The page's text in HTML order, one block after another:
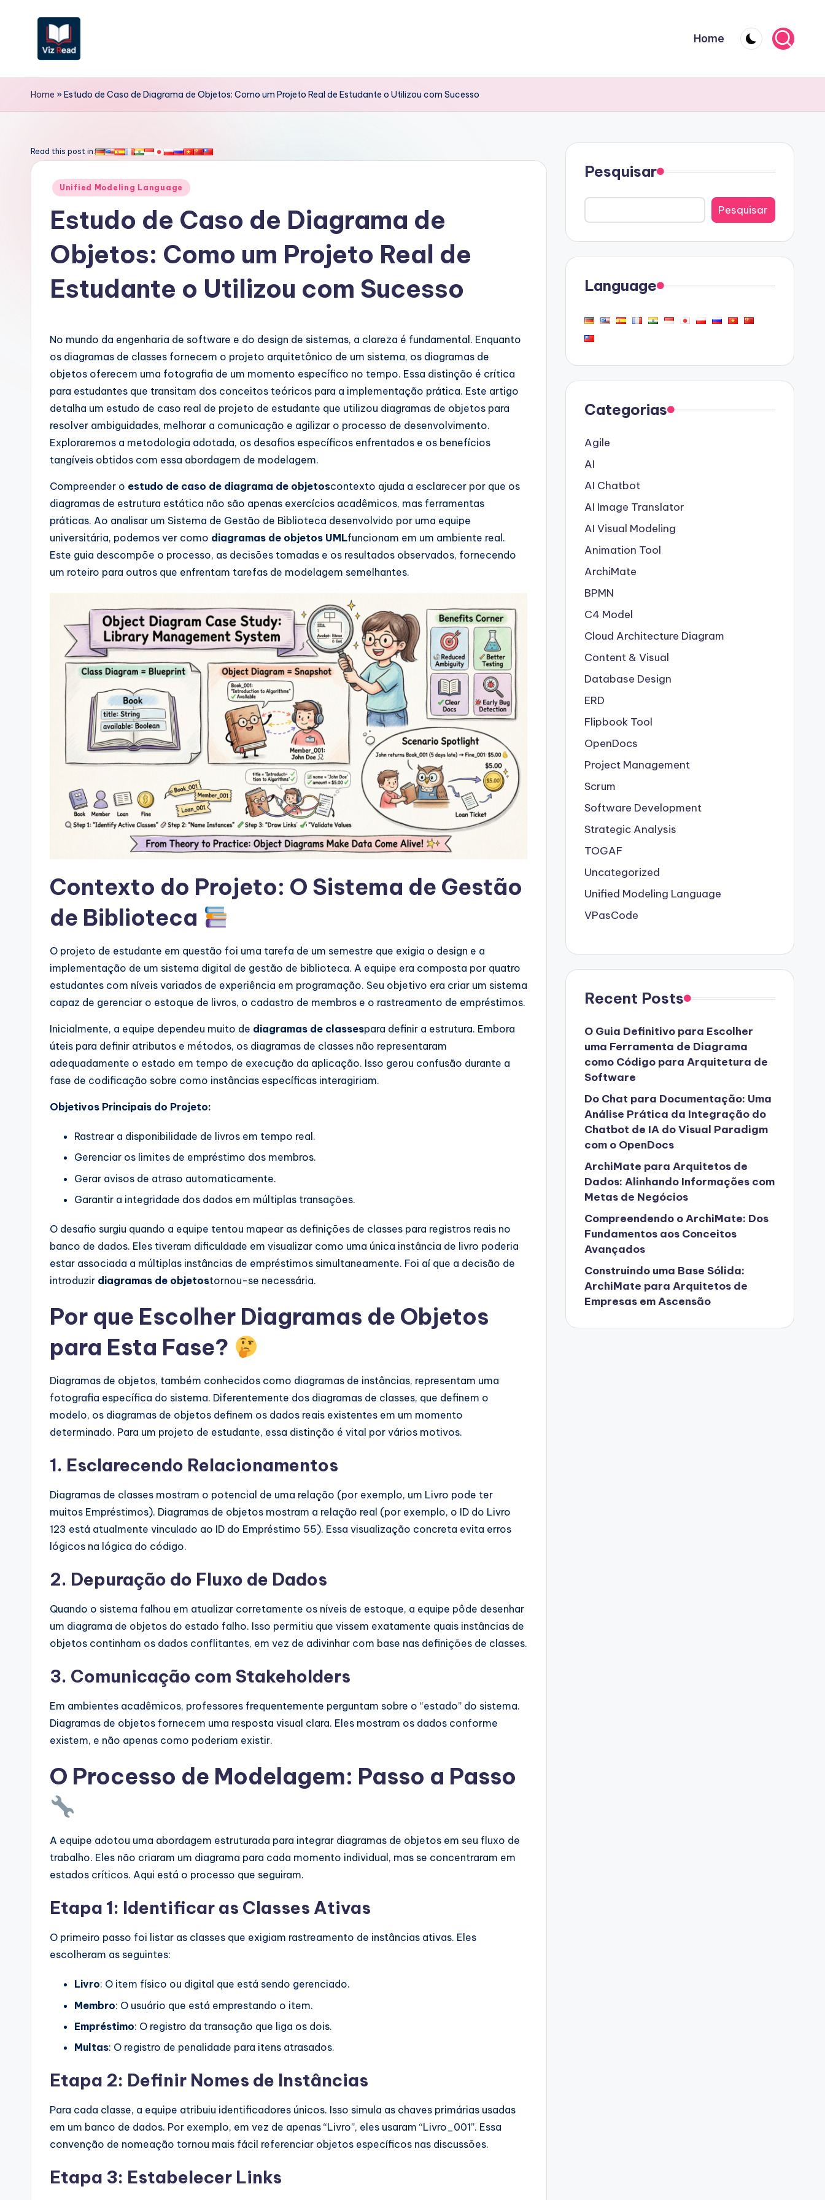
V
iz
e
rt
A
si
Home
Home »Estudo de Caso de Diagrama de Objetos: Como um Projeto Real de Estudante o Utilizou com Sucesso
Read this post in:
Posted
Unified Modeling Language
Estudo de Caso de Diagrama de
Objetos: Como um Projeto Real de
Estudante o Utilizou com Sucesso
No mundo da engenharia de software e do design de sistemas, a clareza é fundamental. Enquanto
os diagramas de classes fornecem o projeto arquitetônico de um sistema, os diagramas de
objetos oferecem uma fotografia de um momento específico no tempo. Essa distinção é crítica
para estudantes que transitam dos conceitos teóricos para a implementação prática. Este artigo
detalha um estudo de caso real de projeto de estudante que utilizou diagramas de objetos para
resolver ambiguidades, melhorar a comunicação e agilizar o processo de desenvolvimento.
Exploraremos a metodologia adotada, os desafios específicos enfrentados e os benefícios
tangíveis obtidos com essa abordagem de modelagem.
Compreender o estudo de caso de diagrama de objetoscontexto ajuda a esclarecer por que os
diagramas de estrutura estática não são apenas exercícios acadêmicos, mas ferramentas
práticas. Ao analisar um Sistema de Gestão de Biblioteca desenvolvido por uma equipe
universitária, podemos ver como diagramas de objetos UMLfuncionam em um ambiente real.
Este guia descompõe o processo, as decisões tomadas e os resultados observados, fornecendo
um roteiro para outros que enfrentam tarefas de modelagem semelhantes.
Contexto do Projeto: O Sistema de Gestão
de Biblioteca
O projeto de estudante em questão foi uma tarefa de um semestre que exigia o design e a
implementação de um sistema digital de gestão de biblioteca. A equipe era composta por quatro
estudantes com níveis variados de experiência em programação. Seu objetivo era criar um sistema
capaz de gerenciar o estoque de livros, o cadastro de membros e o rastreamento de empréstimos.
Inicialmente, a equipe dependeu muito de diagramas de classespara definir a estrutura. Embora
úteis para definir atributos e métodos, os diagramas de classes não representaram
adequadamente o estado em tempo de execução da aplicação. Isso gerou confusão durante a
fase de codificação sobre como instâncias específicas interagiriam.
Objetivos Principais do Projeto:
Rastrear a disponibilidade de livros em tempo real.
Gerenciar os limites de empréstimo dos membros.
Gerar avisos de atraso automaticamente.
Garantir a integridade dos dados em múltiplas transações.
O desafio surgiu quando a equipe tentou mapear as definições de classes para registros reais no
banco de dados. Eles tiveram dificuldade em visualizar como uma única instância de livro poderia
estar associada a múltiplas instâncias de empréstimos simultaneamente. Foi aí que a decisão de
introduzir diagramas de objetostornou-se necessária.
Por que Escolher Diagramas de Objetos
para Esta Fase?
Diagramas de objetos, também conhecidos como diagramas de instâncias, representam uma
fotografia específica do sistema. Diferentemente dos diagramas de classes, que definem o
modelo, os diagramas de objetos definem os dados reais existentes em um momento
determinado. Para um projeto de estudante, essa distinção é vital por vários motivos.
1. Esclarecendo Relacionamentos
Diagramas de classes mostram o potencial de uma relação (por exemplo, um Livro pode ter
muitos Empréstimos). Diagramas de objetos mostram a relação real (por exemplo, o ID do Livro
123 está atualmente vinculado ao ID do Empréstimo 55). Essa visualização concreta evita erros
lógicos na lógica do código.
2. Depuração do Fluxo de Dados
Quando o sistema falhou em atualizar corretamente os níveis de estoque, a equipe pôde desenhar
um diagrama de objetos do estado falho. Isso permitiu que vissem exatamente quais instâncias de
objetos continham os dados conflitantes, em vez de adivinhar com base nas definições de classes.
3. Comunicação com Stakeholders
Em ambientes acadêmicos, professores frequentemente perguntam sobre o “estado” do sistema.
Diagramas de objetos fornecem uma resposta visual clara. Eles mostram os dados conforme
existem, e não apenas como poderiam existir.
O Processo de Modelagem: Passo a Passo
A equipe adotou uma abordagem estruturada para integrar diagramas de objetos em seu fluxo de
trabalho. Eles não criaram um diagrama para cada momento individual, mas se concentraram em
estados críticos. Aqui está o processo que seguiram.
Etapa 1: Identificar as Classes Ativas
O primeiro passo foi listar as classes que exigiam rastreamento de instâncias ativas. Eles
escolheram as seguintes:
Livro: O item físico ou digital que está sendo gerenciado.
Membro: O usuário que está emprestando o item.
Empréstimo: O registro da transação que liga os dois.
Multas: O registro de penalidade para itens atrasados.
Etapa 2: Definir Nomes de Instâncias
Para cada classe, a equipe atribuiu identificadores únicos. Isso simula as chaves primárias usadas
em um banco de dados. Por exemplo, em vez de apenas “Livro”, eles usaram “Livro_001”. Essa
convenção de nomeação tornou mais fácil referenciar objetos específicos nas discussões.
Etapa 3: Estabelecer Links
Pesquisar
Pesquisar
Language
Categorias
Agile
AI
AI Chatbot
AI Image Translator
AI Visual Modeling
Animation Tool
ArchiMate
BPMN
C4 Model
Cloud Architecture Diagram
Content & Visual
Database Design
ERD
Flipbook Tool
OpenDocs
Project Management
Scrum
Software Development
Strategic Analysis
TOGAF
Uncategorized
Unified Modeling Language
VPasCode
Recent Posts
O Guia Definitivo para Escolher
uma Ferramenta de Diagrama
como Código para Arquitetura de
Software
Do Chat para Documentação: Uma
Análise Prática da Integração do
Chatbot de IA do Visual Paradigm
com o OpenDocs
ArchiMate para Arquitetos de
Dados: Alinhando Informações com
Metas de Negócios
Compreendendo o ArchiMate: Dos
Fundamentos aos Conceitos
Avançados
Construindo uma Base Sólida:
ArchiMate para Arquitetos de
Empresas em Ascensão